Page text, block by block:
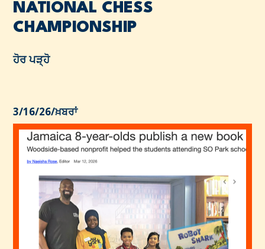
NATIONAL CHESS
CHAMPIONSHIP
ਹੋਰ ਪੜ੍ਹੋ
3/16/26/ਖ਼ਬਰਾਂ